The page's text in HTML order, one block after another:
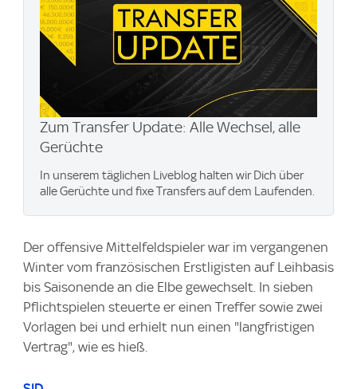
Zum Transfer Update: Alle Wechsel, alle
Gerüchte
In unserem täglichen Liveblog halten wir Dich über
alle Gerüchte und fixe Transfers auf dem Laufenden.
Der offensive Mittelfeldspieler war im vergangenen
Winter vom französischen Erstligisten auf Leihbasis
bis Saisonende an die Elbe gewechselt. In sieben
Pflichtspielen steuerte er einen Treffer sowie zwei
Vorlagen bei und erhielt nun einen "langfristigen
Vertrag", wie es hieß.